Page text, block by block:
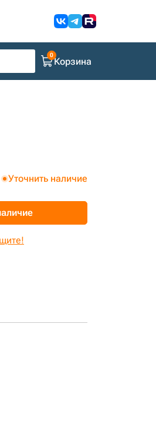
Корзина
Уточнить наличие